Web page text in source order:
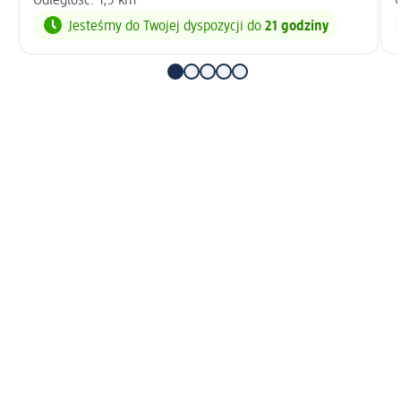
Jesteśmy do Twojej dyspozycji do 21 godziny